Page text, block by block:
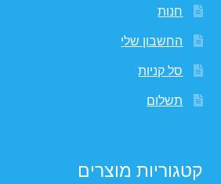
חנות
החשבון שלי
סל קניות
תשלום
קטגוריות מוצרים